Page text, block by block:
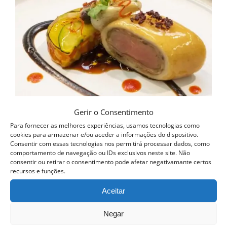
Gerir o Consentimento
Para fornecer as melhores experiências, usamos tecnologias como
cookies para armazenar e/ou aceder a informações do dispositivo.
Consentir com essas tecnologias nos permitirá processar dados, como
comportamento de navegação ou IDs exclusivos neste site. Não
consentir ou retirar o consentimento pode afetar negativamante certos
recursos e funções.
Aceitar
Negar
Curso Novas Técnicas de Cozinha